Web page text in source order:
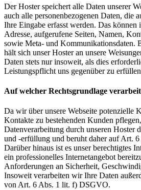
Der Hoster speichert alle Daten unserer
auch alle personenbezogenen Daten, die
Ihre Eingabe erfasst werden. Das können
Adresse, aufgerufene Seiten, Namen,
sowie Meta- und Kommunikationsdaten.
hält sich unser Hoster an unsere
Daten stets nur insoweit, als dies
Leistungspflicht uns gegenüber zu
Auf welcher Rechtsgrundlage
Da wir über unsere Webseite potenzielle
Kontakte zu bestehenden Kunden
Datenverarbeitung durch unseren Hoster
und -erfüllung und beruht daher auf Art.
Darüber hinaus ist es unser berechtigtes
ein professionelles Internetangebot
Anforderungen an Sicherheit,
Insoweit verarbeiten wir Ihre Daten
von Art. 6 Abs. 1 lit. f) DSGVO.